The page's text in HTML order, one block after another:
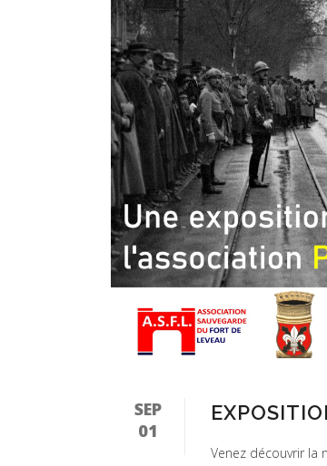
SEP
01
Venez découvrir la